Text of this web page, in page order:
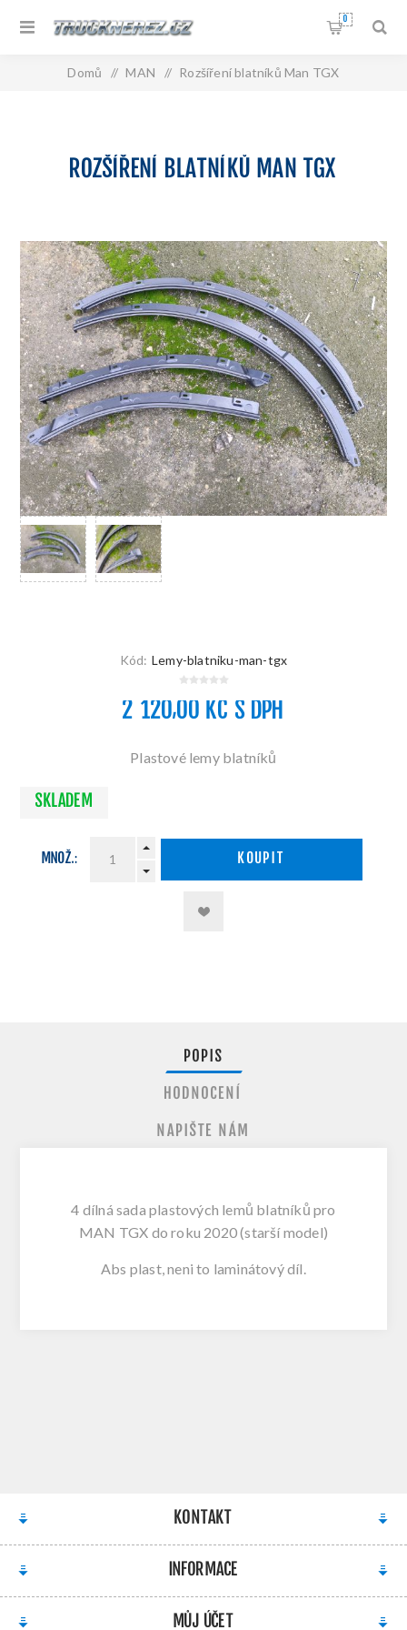
0
Domů / MAN / Rozšíření blatníků Man TGX
ROZŠÍŘENÍ BLATNÍKŮ MAN TGX
Kód: Lemy-blatniku-man-tgx
2 120,00 KČ S DPH
Plastové lemy blatníků
SKLADEM
MNOŽ.: KOUPIT
POPIS
HODNOCENÍ
NAPIŠTE NÁM
4 dílná sada plastových lemů blatníků pro
MAN TGX do roku 2020 (starší model)
Abs plast, neni to laminátový díl.
KONTAKT
INFORMACE
MŮJ ÚČET